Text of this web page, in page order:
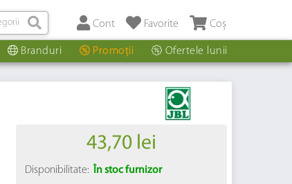
Coș
Favorite
Cont
Branduri Promoții Ofertele lunii
43,70 lei
Disponibilitate: În stoc furnizor